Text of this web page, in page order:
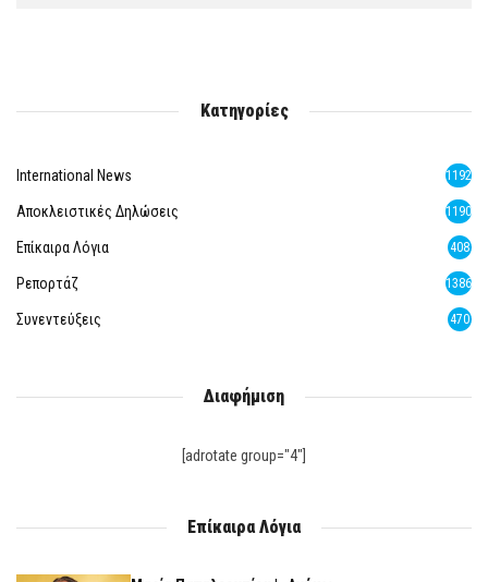
Κατηγορίες
International News 1192
Αποκλειστικές Δηλώσεις 1190
Επίκαιρα Λόγια 408
Ρεπορτάζ 1386
Συνεντεύξεις 470
Διαφήμιση
[adrotate group="4"]
Επίκαιρα Λόγια